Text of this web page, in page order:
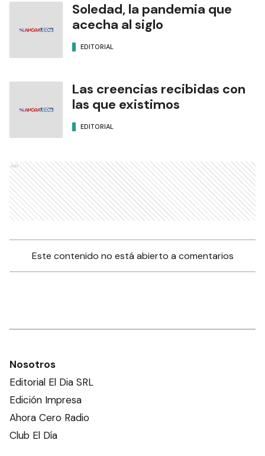
Soledad, la pandemia que
acecha al siglo
EDITORIAL
Las creencias recibidas con
las que existimos
EDITORIAL
Ads
Este contenido no está abierto a comentarios
Nosotros
Editorial El Dia SRL
Edición Impresa
Ahora Cero Radio
Club El Día